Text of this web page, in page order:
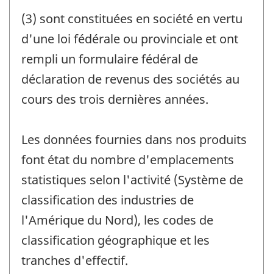
(3) sont constituées en société en vertu
d'une loi fédérale ou provinciale et ont
rempli un formulaire fédéral de
déclaration de revenus des sociétés au
cours des trois dernières années.
Les données fournies dans nos produits
font état du nombre d'emplacements
statistiques selon l'activité (Système de
classification des industries de
l'Amérique du Nord), les codes de
classification géographique et les
tranches d'effectif.